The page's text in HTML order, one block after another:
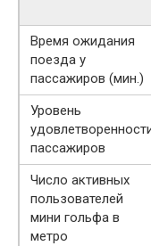
Время ожидания
поезда у
пассажиров (мин.)
Уровень
пассажиров
Число активных
пользователей
мини гольфа в
метро